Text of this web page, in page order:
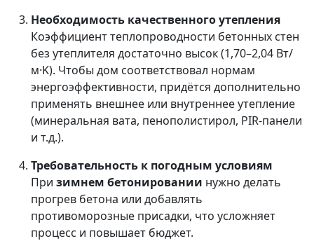
Необходимость качественного утепления
Коэффициент теплопроводности бетонных стен
без утеплителя достаточно высок (1,70–2,04 Вт/
м·K). Чтобы дом соответствовал нормам
энергоэффективности, придётся дополнительно
применять внешнее или внутреннее утепление
(минеральная вата, пенополистирол, PIR-панели
и т.д.).
Требовательность к погодным условиям
При зимнем бетонировании нужно делать
прогрев бетона или добавлять
противоморозные присадки, что усложняет
процесс и повышает бюджет.